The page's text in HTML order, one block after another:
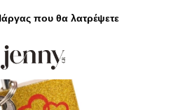
που θα λατρέψετε